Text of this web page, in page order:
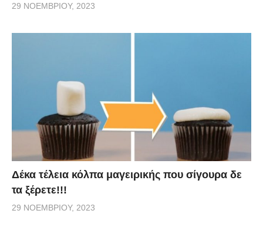
29 ΝΟΕΜΒΡΊΟΥ, 2023
Δέκα τέλεια κόλπα μαγειρικής που σίγουρα δε
τα ξέρετε!!!
29 ΝΟΕΜΒΡΊΟΥ, 2023